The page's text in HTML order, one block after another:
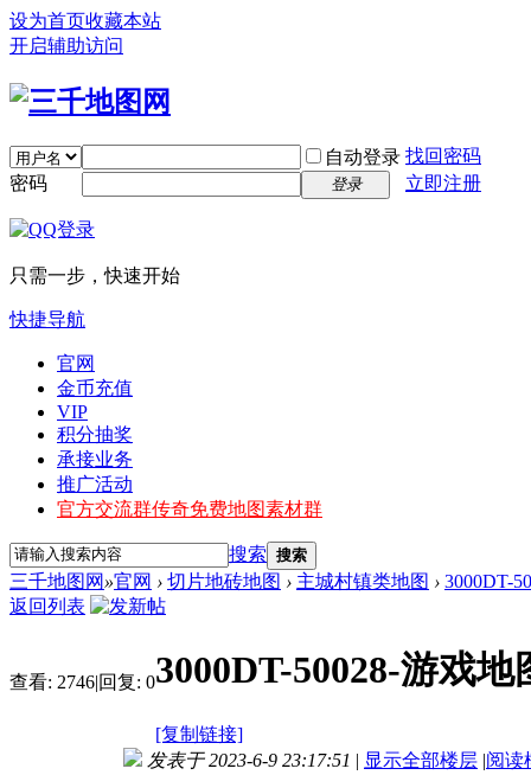
设为首页收藏本站
开启辅助访问
自动登录 找回密码
密码
登录 立即注册
只需一步，快速开始
快捷导航
官网
金币充值
VIP
积分抽奖
承接业务
推广活动
官方交流群传奇免费地图素材群
搜索 搜索
三千地图网 »官网 › 切片地砖地图 › 主城村镇类地图 › 3000DT-
返回列表
查看: 2746|回复: 03000DT-50028-游戏地
[复制链接]
发表于 2023-6-9 23:17:51 | 显示全部楼层 |阅读